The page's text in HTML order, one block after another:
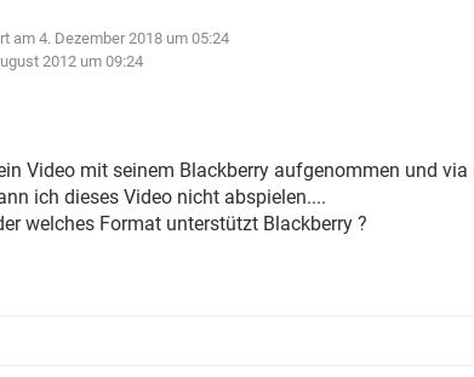
am 4. Dezember 2018 um 05:24
2012 um 09:24
Video mit seinem Blackberry aufgenommen und
ich dieses Video nicht abspielen....
welches Format unterstützt Blackberry ?